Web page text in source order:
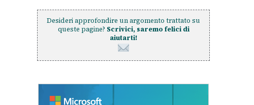
Desideri approfondire un argomento trattato su
queste pagine? Scrivici, saremo felici di
aiutarti!